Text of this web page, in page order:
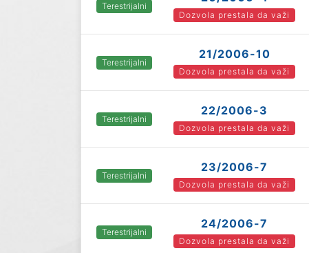
Terestrijalni
Dozvola prestala da važi
Terestrijalni
21/2006-10
Dozvola prestala da važi
Terestrijalni
22/2006-3
Dozvola prestala da važi
Terestrijalni
23/2006-7
Dozvola prestala da važi
Terestrijalni
24/2006-7
Dozvola prestala da važi